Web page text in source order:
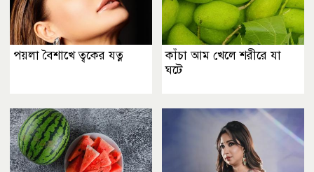
পয়লা বৈশাখে ত্বকের যত্ন
কাঁচা আম খেলে শরীরে যা
ঘটে